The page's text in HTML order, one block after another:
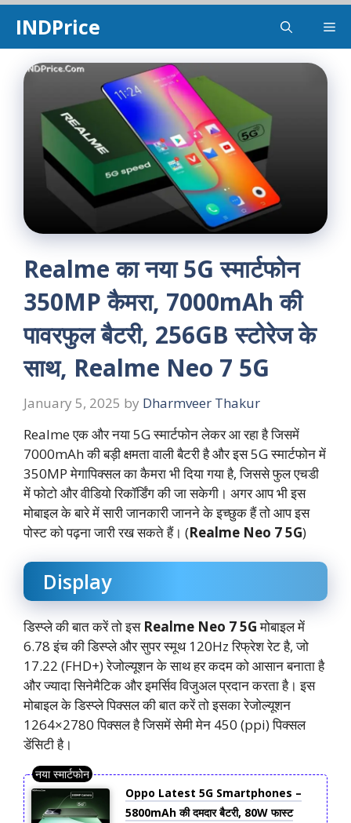
content
INDPrice
Realme का नया 5G स्मार्टफोन
350MP कैमरा, 7000mAh की
पावरफुल बैटरी, 256GB स्टोरेज के
साथ, Realme Neo 7 5G
January 5, 2025 by Dharmveer Thakur
Realme एक और नया 5G स्मार्टफोन लेकर आ रहा है जिसमें
7000mAh की बड़ी क्षमता वाली बैटरी है और इस 5G स्मार्टफोन में
350MP मेगापिक्सल का कैमरा भी दिया गया है, जिससे फुल एचडी
में फोटो और वीडियो रिकॉर्डिंग की जा सकेगी। अगर आप भी इस
मोबाइल के बारे में सारी जानकारी जानने के इच्छुक हैं तो आप इस
पोस्ट को पढ़ना जारी रख सकते हैं। (Realme Neo 7 5G)
Display
डिस्प्ले की बात करें तो इस Realme Neo 7 5Gमोबाइल में
6.78 इंच की डिस्प्ले और सुपर स्मूथ 120Hz रिफ्रेश रेट है, जो
17.22 (FHD+) रेजोल्यूशन के साथ हर कदम को आसान बनाता है
और ज्यादा सिनेमैटिक और इमर्सिव विजुअल प्रदान करता है। इस
मोबाइल के डिस्प्ले पिक्सल की बात करें तो इसका रेजोल्यूशन
1264×2780 पिक्सल है जिसमें सेमी मेन 450 (ppi) पिक्सल
डेंसिटी है।
Oppo Latest 5G Smartphones –
5800mAh की दमदार बैटरी, 80W फास्ट